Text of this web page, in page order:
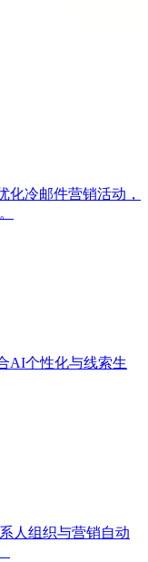
化冷邮件营销活动，
AI个性化与线索生
人组织与营销自动